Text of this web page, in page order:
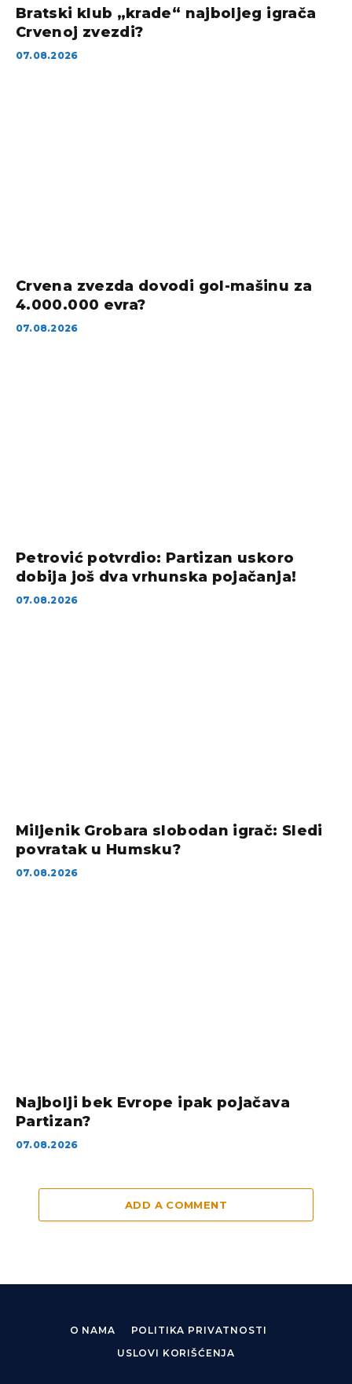
Bratski klub „krade“ najboljeg igrača
Crvenoj zvezdi?
07.08.2026
Crvena zvezda dovodi gol-mašinu za
4.000.000 evra?
07.08.2026
Petrović potvrdio: Partizan uskoro
dobija još dva vrhunska pojačanja!
07.08.2026
Miljenik Grobara slobodan igrač: Sledi
povratak u Humsku?
07.08.2026
Najbolji bek Evrope ipak pojačava
Partizan?
07.08.2026
ADD A COMMENT
O NAMA
POLITIKA PRIVATNOSTI
USLOVI KORIŠĆENJA